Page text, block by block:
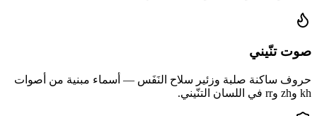
صوت تنّيني
حروف ساكنة صلبة وزئير سلاح النَفَس — أسماء مبنية من أصوات
kh وzh وrr في اللسان التنّيني.